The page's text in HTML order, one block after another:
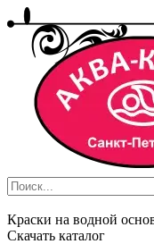
Краски на водной
Скачать каталог